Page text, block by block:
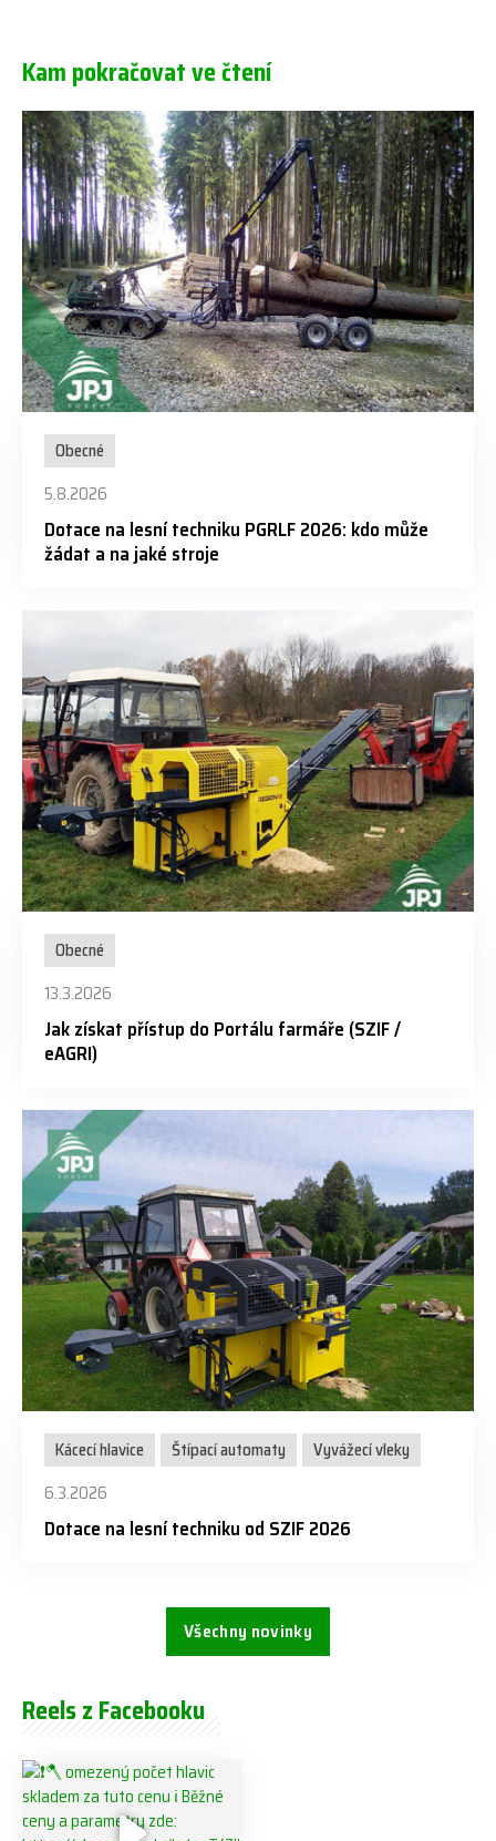
Kam pokračovat ve čtení
Obecné
5.8.2026
Dotace na lesní techniku PGRLF 2026: kdo může
žádat a na jaké stroje
Obecné
13.3.2026
Jak získat přístup do Portálu farmáře (SZIF /
eAGRI)
Kácecí hlavice Štípací automaty
Vyvážecí vleky
6.3.2026
Dotace na lesní techniku od SZIF 2026
Všechny novinky
Reels z Facebooku